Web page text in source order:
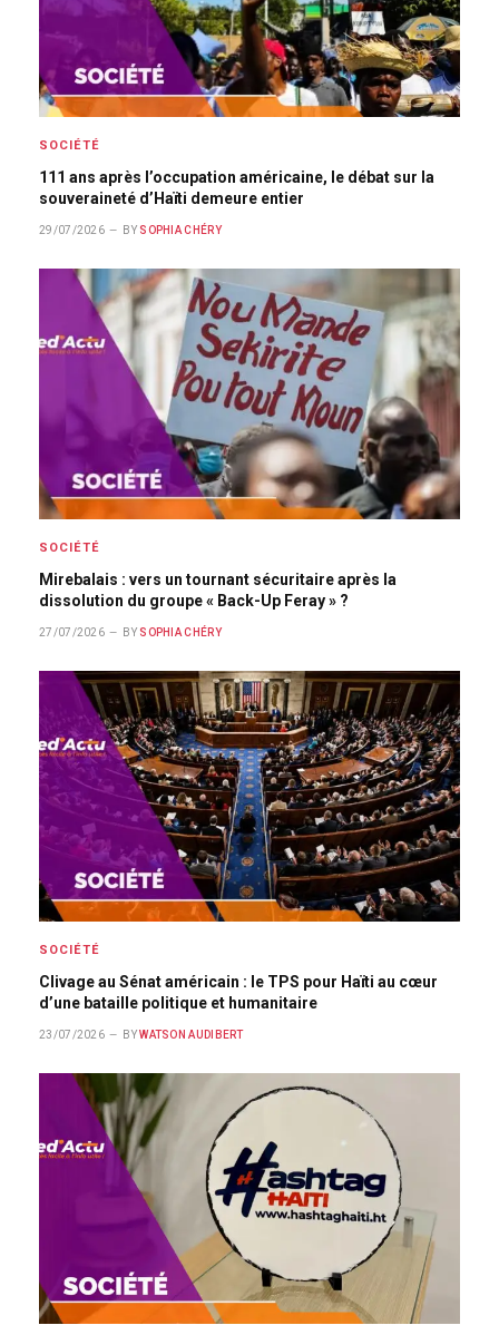
SOCIÉTÉ
111 ans après l’occupation américaine, le débat sur la
souveraineté d’Haïti demeure entier
29/07/2026 BY SOPHIA CHÉRY
SOCIÉTÉ
Mirebalais : vers un tournant sécuritaire après la
dissolution du groupe « Back-Up Feray » ?
27/07/2026 BY SOPHIA CHÉRY
SOCIÉTÉ
Clivage au Sénat américain : le TPS pour Haïti au cœur
d’une bataille politique et humanitaire
23/07/2026 BY WATSON AUDIBERT